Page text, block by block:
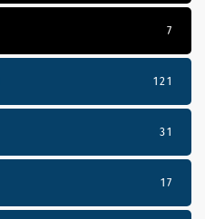
7
121
31
17